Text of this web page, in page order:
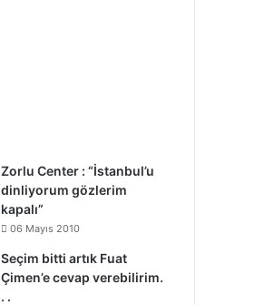
Zorlu Center : “İstanbul’u
dinliyorum gözlerim
kapalı”
06 Mayıs 2010
Seçim bitti artık Fuat
Çimen’e cevap verebilirim.
. .